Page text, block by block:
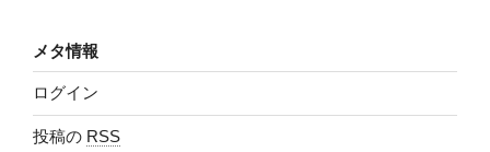
メタ情報
ログイン
投稿の RSS